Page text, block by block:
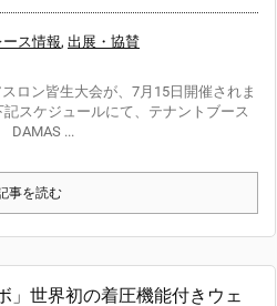
ース情報, 出展・協賛
ロン皆生大会が、7月15日開催されま
スケジュールにて、テナントブース
DAMAS ...
事を読む
」世界初の着圧機能付きウェ